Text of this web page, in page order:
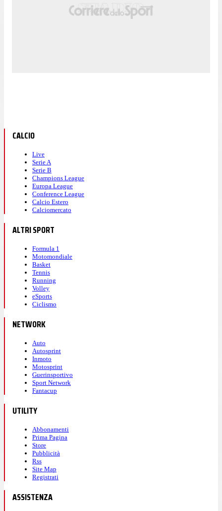
CALCIO
Live
Serie A
Serie B
Champions League
Europa League
Conference League
Calcio Estero
Calciomercato
ALTRI SPORT
Formula 1
Motomondiale
Basket
Tennis
Running
Volley
eSports
Ciclismo
NETWORK
Auto
Autosprint
Inmoto
Motosprint
Guerinsportivo
Sport Network
Fantacup
UTILITY
Abbonamenti
Prima Pagina
Store
Pubblicità
Rss
Site Map
Registrati
ASSISTENZA